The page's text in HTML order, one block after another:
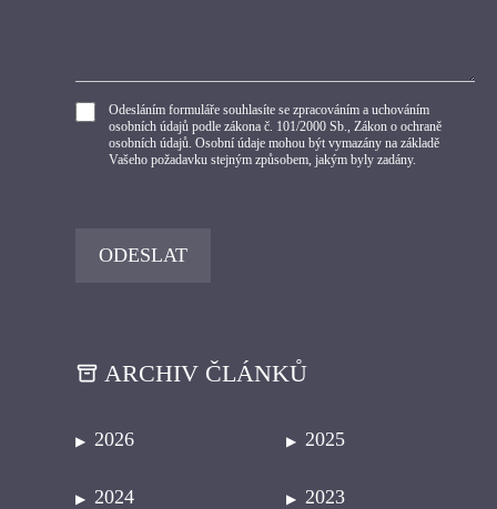
Odesláním formuláře souhlasíte se zpracováním a uchováním
osobních údajů podle zákona č. 101/2000 Sb., Zákon o ochraně
osobních údajů. Osobní údaje mohou být vymazány na základě
Vašeho požadavku stejným způsobem, jakým byly zadány.
ARCHIV ČLÁNKŮ
2026 2025
2024 2023